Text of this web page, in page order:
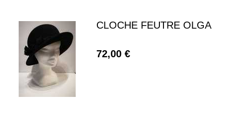
CLOCHE FEUTRE OLGA
72,00 €